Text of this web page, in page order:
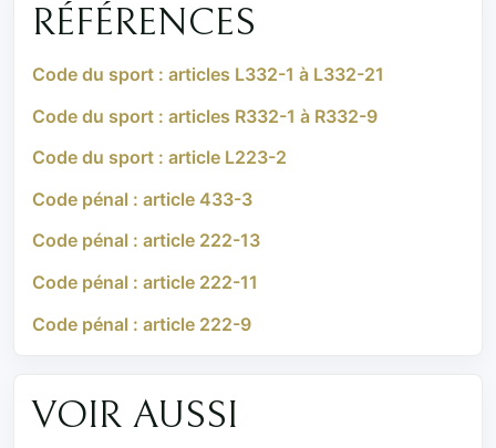
RÉFÉRENCES
Code du sport : articles L332-1 à L332-21
Code du sport : articles R332-1 à R332-9
Code du sport : article L223-2
Code pénal : article 433-3
Code pénal : article 222-13
Code pénal : article 222-11
Code pénal : article 222-9
VOIR AUSSI